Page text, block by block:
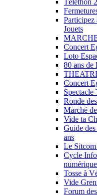
Participez
Jouets
Concert
Loto
80 ans de
Concert
Spectacle
Ronde
Marché
Vide ta
Guide
ans
Le Sitcom
Cycle Info
Tosse à
Vide
Forum